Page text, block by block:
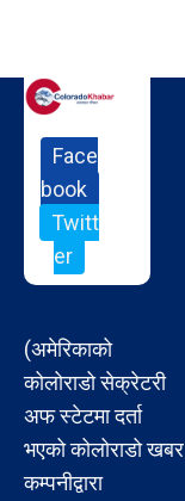
Face
book
Twitt
er
(अमेरिकाको
कोलोराडो सेक्रेटरी
अफ स्टेटमा दर्ता
भएको कोलोराडो खबर
कम्पनीद्वारा